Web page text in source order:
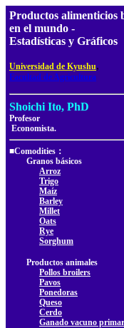
Productos alimenticios
en el mundo -
Estadísticas y Gráficos
Universidad de Kyushu,
Facultad de Agricultura
Shoichi Ito, PhD
Profesor
Economista.
■Comodities：
Granos básicos
Arroz
Trigo
Maíz
Barley
Millet
Oats
Rye
Sorghum
Productos animales
Pollos broilers
Pavos
Ponedoras
Queso
Cerdo
Ganado vacuno